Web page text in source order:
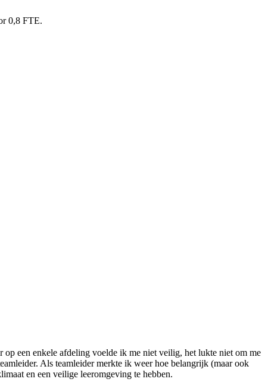
0,8 FTE.
een enkele afdeling voelde ik me niet veilig, het lukte niet om me
Als teamleider merkte ik weer hoe belangrijk (maar ook
en een veilige leeromgeving te hebben.